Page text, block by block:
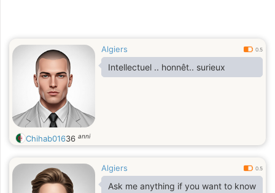
Algiers 0.5
Intellectuel .. honnêt.. surieux
Chihab01636 anni
Algiers 0.5
Ask me anything if you want to know